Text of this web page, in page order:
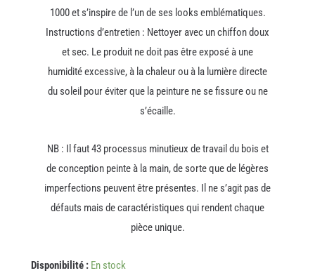
1000 et s’inspire de l’un de ses looks emblématiques.
Instructions d’entretien : Nettoyer avec un chiffon doux
et sec. Le produit ne doit pas être exposé à une
humidité excessive, à la chaleur ou à la lumière directe
du soleil pour éviter que la peinture ne se fissure ou ne
s’écaille.
NB : Il faut 43 processus minutieux de travail du bois et
de conception peinte à la main, de sorte que de légères
imperfections peuvent être présentes. Il ne s’agit pas de
défauts mais de caractéristiques qui rendent chaque
pièce unique.
Disponibilité : En stock
quantité